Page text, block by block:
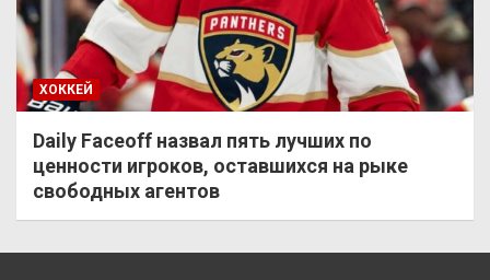
ХОККЕЙ
Daily Faceoff назвал пять лучших по
ценности игроков, оставшихся на рыке
свободных агентов